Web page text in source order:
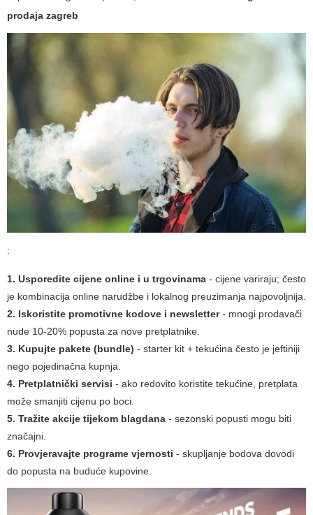
prodaja zagreb
:
1. Usporedite cijene online i u trgovinama - cijene variraju; često
je kombinacija online narudžbe i lokalnog preuzimanja najpovoljnija.
2. Iskoristite promotivne kodove i newsletter- mnogi prodavači
nude 10-20% popusta za nove pretplatnike.
3. Kupujte pakete (bundle) - starter kit + tekućina često je jeftiniji
nego pojedinačna kupnja.
4. Pretplatnički servisi - ako redovito koristite tekućine, pretplata
može smanjiti cijenu po boci.
5. Tražite akcije tijekom blagdana - sezonski popusti mogu biti
značajni.
6. Provjeravajte programe vjernosti - skupljanje bodova dovodi
do popusta na buduće kupovine.